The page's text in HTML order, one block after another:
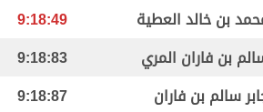
بن خالد العطية
9:18:49
بن فاران المري
9:18:83
سالم بن فاران 9:18:87